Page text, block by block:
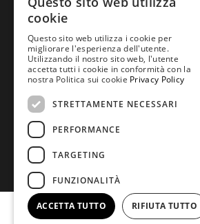
Protezione dei
Politica sui cookie
Condizioni di
© 2026. Made with by
DUTCH
cookie
Questo sito web utilizza i cookie per
migliorare l'esperienza dell'utente.
Utilizzando il nostro sito web, l'utente
accetta tutti i cookie in conformità con la
nostra Politica sui cookie Privacy Policy
STRETTAMENTE NECESSARI
PERFORMANCE
TARGETING
FUNZIONALITÀ
ACCETTA TUTTO RIFIUTA TUTTO